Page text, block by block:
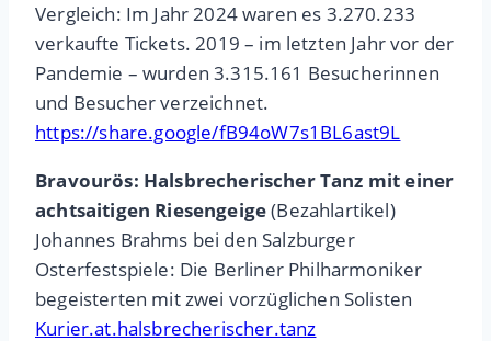
Vergleich: Im Jahr 2024 waren es 3.270.233
verkaufte Tickets. 2019 – im letzten Jahr vor der
Pandemie – wurden 3.315.161 Besucherinnen
und Besucher verzeichnet.
https://share.google/fB94oW7s1BL6ast9L
Bravourös: Halsbrecherischer Tanz mit einer
achtsaitigen Riesengeige(Bezahlartikel)
Johannes Brahms bei den Salzburger
Osterfestspiele: Die Berliner Philharmoniker
begeisterten mit zwei vorzüglichen Solisten
Kurier.at.halsbrecherischer.tanz